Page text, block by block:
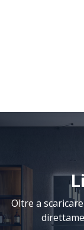
Oltre a